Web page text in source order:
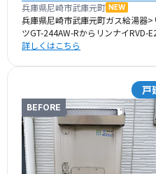
兵庫県尼崎市武庫元町 NEW
兵庫県尼崎市武庫元町ガス給湯器
ツGT-244AW-RからリンナイRVD-
詳しくはこちら
戸
BEFORE